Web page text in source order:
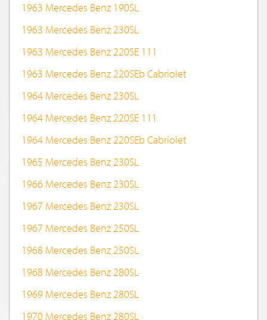
1963 Mercedes Benz 190SL
1963 Mercedes Benz 230SL
1963 Mercedes Benz 220SE 111
1963 Mercedes Benz 220SEb Cabriolet
1964 Mercedes Benz 230SL
1964 Mercedes Benz 220SE 111
1964 Mercedes Benz 220SEb Cabriolet
1965 Mercedes Benz 230SL
1966 Mercedes Benz 230SL
1967 Mercedes Benz 230SL
1967 Mercedes Benz 250SL
1968 Mercedes Benz 250SL
1968 Mercedes Benz 280SL
1969 Mercedes Benz 280SL
1970 Mercedes Benz 280SL